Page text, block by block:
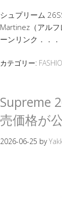
シュプリーム
Martinez（アル
ーンリンク．．．
カテゴリー:
Supreme
売価格が
2026-06-25 by